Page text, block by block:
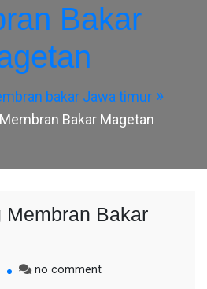
Bakar
bakar Jawa timur
Bakar Magetan
Membran Bakar
no commenton